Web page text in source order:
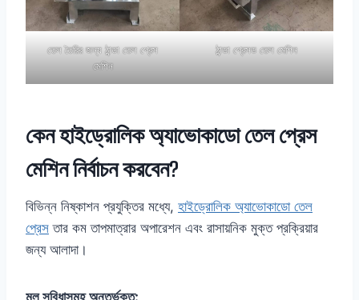
তেল তৈরির জন্য ঠান্ডা তেল প্রেস
মেশিন
ঠান্ডা প্রেসড তেল মেশিন
কেন হাইড্রোলিক অ্যাভোকাডো তেল প্রেস
মেশিন নির্বাচন করবেন?
বিভিন্ন নিষ্কাশন প্রযুক্তির মধ্যে, হাইড্রোলিক অ্যাভোকাডো তেল
প্রেস তার কম তাপমাত্রার অপারেশন এবং রাসায়নিক মুক্ত প্রক্রিয়ার
জন্য আলাদা।